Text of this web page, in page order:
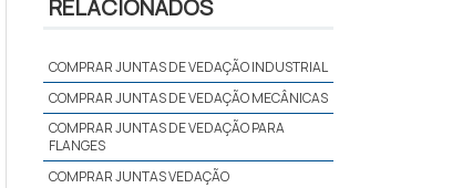
RELACIONADOS
COMPRAR JUNTAS DE VEDAÇÃO INDUSTRIAL
COMPRAR JUNTAS DE VEDAÇÃO MECÂNICAS
COMPRAR JUNTAS DE VEDAÇÃO PARA
FLANGES
COMPRAR JUNTAS VEDAÇÃO